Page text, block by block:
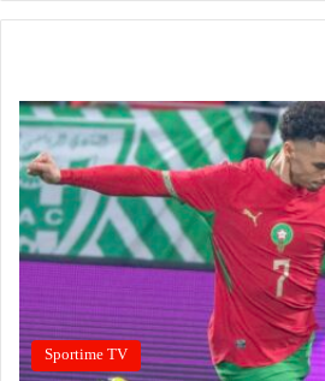
Sportime TV